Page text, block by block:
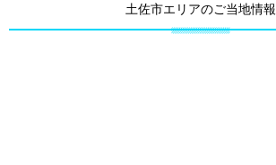
土佐市エリアのご当地情報